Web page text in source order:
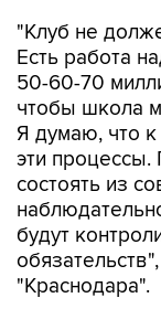
"Клуб не
Есть работа
50-60-70
чтобы школа
Я думаю, что
эти процессы.
состоять из
будут
"Краснодара".